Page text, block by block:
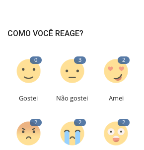
COMO VOCÊ REAGE?
0
Gostei
3
Não gostei
2
Amei
2 2 2